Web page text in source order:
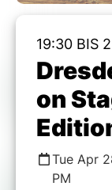
19:30 BIS
on
Tue Apr
PM